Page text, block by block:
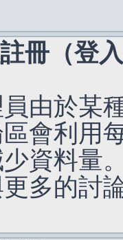
冊（登
由於某
會利用
資料量
多的討